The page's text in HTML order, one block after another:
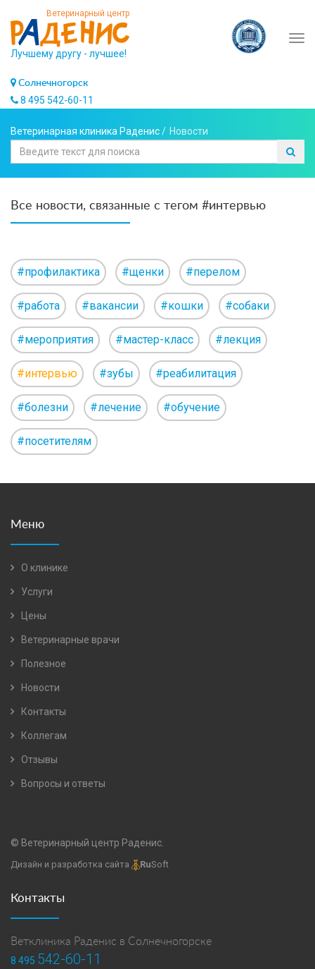
Ветеринарный центр
Лучшему другу - лучшее!
Солнечногорск
8 495 542-60-11
Ветеринарная клиника Раденис/ Новости
Все новости, связанные с тегом #интервью
#профилактика #щенки #перелом
#работа #вакансии #кошки #собаки
#мероприятия #мастер-класс #лекция
#интервью #зубы #реабилитация
#болезни #лечение #обучение
#посетителям
Меню
О клинике
Услуги
Цены
Ветеринарные врачи
Полезное
Новости
Контакты
Коллегам
Отзывы
Вопросы и ответы
© Ветеринарный центр Раденис.
Дизайн и разработка сайта RuSoft
Контакты
Ветклиника Раденис в Солнечногорске
8 495 542-60-11